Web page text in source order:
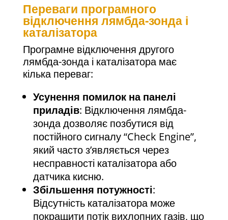
Переваги програмного
відключення лямбда-зонда і
каталізатора
Програмне відключення другого
лямбда-зонда і каталізатора має
кілька переваг:
Усунення помилок на панелі
приладів: Відключення лямбда-
зонда дозволяє позбутися від
постійного сигналу “Check Engine”,
який часто з’являється через
несправності каталізатора або
датчика кисню.
Збільшення потужності:
Відсутність каталізатора може
покращити потік вихлопних газів, що